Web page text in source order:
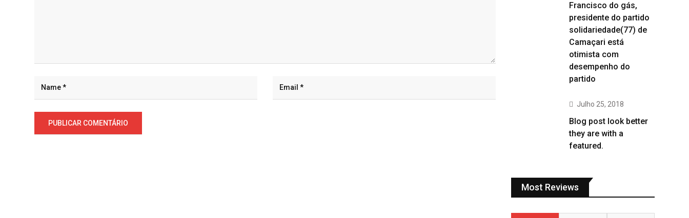
Francisco do gás,
presidente do partido
solidariedade(77) de
Camaçari está
otimista com
desempenho do
partido
Julho 25, 2018
Blog post look better
they are with a
featured.
Most Reviews